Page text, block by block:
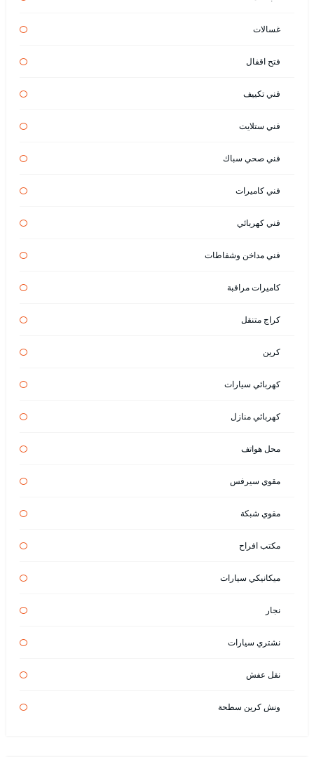
غسالات
فتح اقفال
فني تكييف
فني ستلايت
فني صحي سباك
فني كاميرات
فني كهربائي
فني مداخن وشفاطات
كاميرات مراقبة
كراج متنقل
كرين
كهربائي سيارات
كهربائي منازل
محل هواتف
مقوي سيرفس
مقوي شبكة
مكتب افراح
ميكانيكي سيارات
نجار
نشتري سيارات
نقل عفش
ونش كرين سطحة